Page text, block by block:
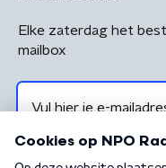
Elke zaterdag het
mailbox